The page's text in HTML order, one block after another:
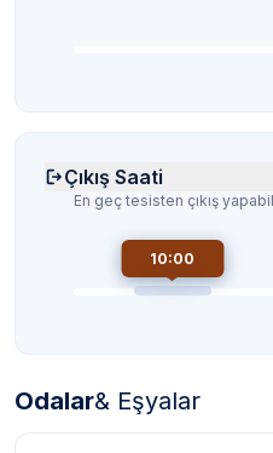
Çıkış Saati
En geç tesisten çıkış
10:00
Odalar& Eşyalar